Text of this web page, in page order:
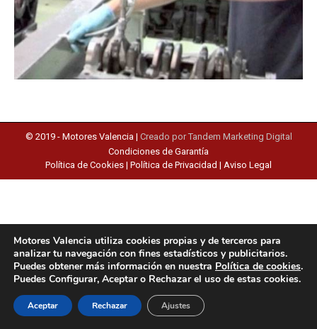
© 2019 - Motores Valencia| Creado por Tandem Marketing Digital
Condiciones de Garantía
Política de Cookies | Política de Privacidad | Aviso Legal
Motores Valencia utiliza cookies propias y de terceros para
analizar tu navegación con fines estadísticos y publicitarios.
Puedes obtener más información en nuestra Política de cookies.
Puedes Configurar, Aceptar o Rechazar el uso de estas cookies.
Aceptar Rechazar Ajustes